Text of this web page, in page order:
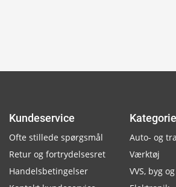
Kundeservice
Ofte stillede spørgsmål
Retur og fortrydelsesret
Handelsbetingelser
Auto- og
Værktøj
VVS, byg